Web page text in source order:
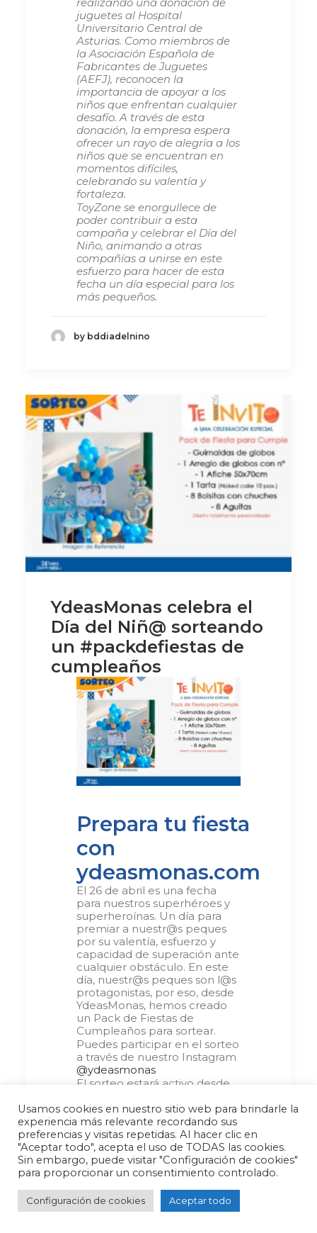
juguetes al Hospital
Universitario Central de
Asturias. Como miembros de
la Asociación Española de
Fabricantes de Juguetes
(AEFJ), reconocen la
importancia de apoyar a los
niños que enfrentan cualquier
desafío. A través de esta
donación, la empresa espera
ofrecer un rayo de alegría a los
niños que se encuentran en
momentos difíciles,
celebrando su valentía y
fortaleza.
ToyZone se enorgullece de
poder contribuir a esta
campaña y celebrar el Día del
Niño, animando a otras
compañías a unirse en este
esfuerzo para hacer de esta
fecha un día especial para los
más pequeños.
by bddiadelnino
YdeasMonas celebra el
Día del Niñ@ sorteando
un #packdefiestas de
cumpleaños
Prepara tu fiesta
con
ydeasmonas.com
El 26 de abril es una fecha
para nuestros superhéroes y
superheroínas. Un día para
premiar a nuestr@s peques
por su valentía, esfuerzo y
capacidad de superación ante
cualquier obstáculo. En este
día, nuestr@s peques son l@s
protagonistas, por eso, desde
YdeasMonas, hemos creado
un Pack de Fiestas de
Cumpleaños para sortear.
Puedes participar en el sorteo
a través de nuestro Instagram
@ydeasmonas
El sorteo estará activo desde
abril 2024. Las bases del
SorteoAQUÍ
¿Lo celebras con nosotros?
#ydeasmonas
#26deabrildiadelniño
by bddiadelnino
Usamos cookies en nuestro sitio web para brindarle la
experiencia más relevante recordando sus
preferencias y visitas repetidas. Al hacer clic en
"Aceptar todo", acepta el uso de TODAS las cookies.
Sin embargo, puede visitar "Configuración de cookies"
para proporcionar un consentimiento controlado.
Configuración de cookies Aceptar todo